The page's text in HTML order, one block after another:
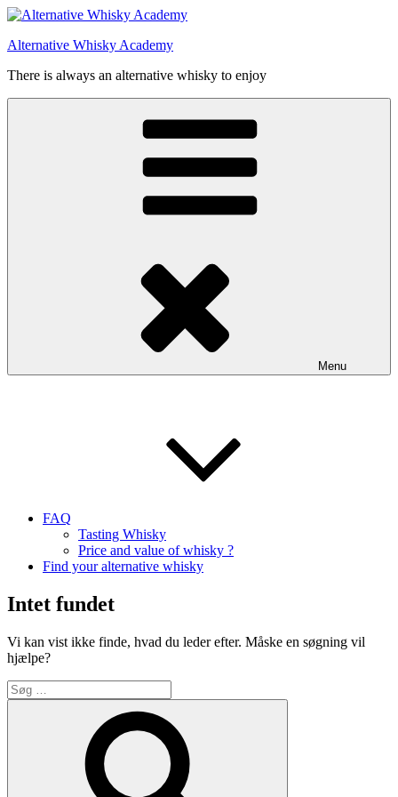
Videre
indhold
Alternative Whisky Academy
There is always an alternative whisky to enjoy
Menu
FAQ
Tasting Whisky
Price and value of whisky ?
Find your alternative whisky
Intet fundet
Vi kan vist ikke finde, hvad du leder efter. Måske en søgning vil
hjælpe?
Søg
efter: